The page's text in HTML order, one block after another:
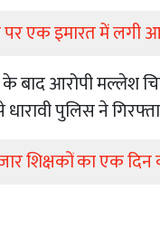
पर एक इमारत में
के बाद आरोपी
पुलिस ने
शिक्षकों का एक